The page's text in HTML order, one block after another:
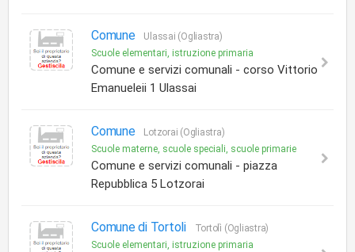
Comune
Ulassai (Ogliastra)
Scuole elementari, istruzione primaria
Comune e servizi comunali - corso Vittorio
Emanueleii 1 Ulassai
Comune
Lotzorai (Ogliastra)
Scuole materne, scuole speciali, scuole primarie
Comune e servizi comunali - piazza
Repubblica 5 Lotzorai
Comune di Tortoli
Tortolì (Ogliastra)
Scuole elementari, istruzione primaria